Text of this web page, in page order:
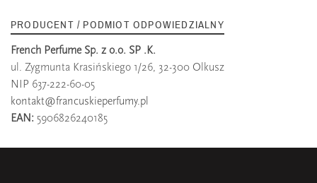
PRODUCENT / PODMIOT ODPOWIEDZIALNY
French Perfume Sp. z o.o. SP .K.
ul. Zygmunta Krasińskiego 1/26, 32-300 Olkusz
NIP 637-222-60-05
kontakt@francuskieperfumy.pl
EAN: 5906826240185